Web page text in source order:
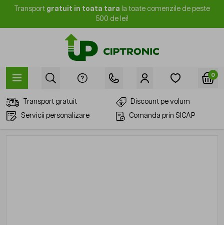
Mergi la Conținut
Transport gratuit in toata tara la toate comenzile de peste
500 de lei!
0
Transport gratuit
Discount pe volum
Servicii personalizare
Comanda prin SICAP